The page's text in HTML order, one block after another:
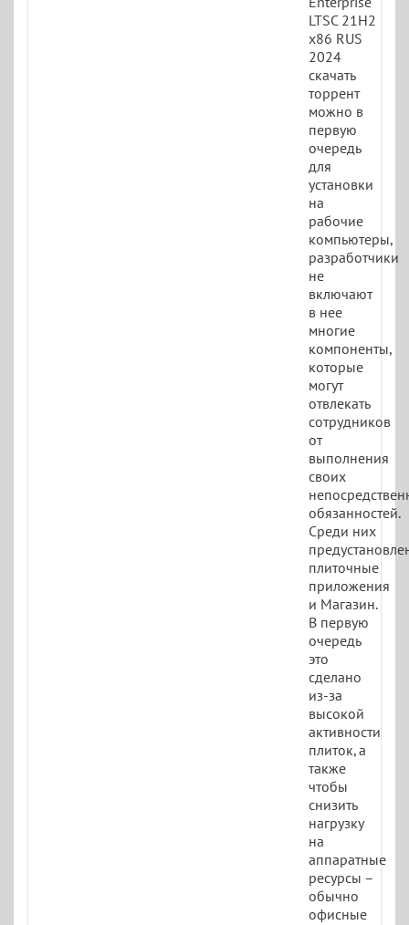
LTSC 21H2
x86 RUS
2024
скачать
торрент
можно в
первую
очередь
для
установки
на
рабочие
компьютеры,
разработчики
не
включают
в нее
многие
компоненты,
которые
могут
отвлекать
сотрудников
от
выполнения
своих
обязанностей.
Среди них
плиточные
приложения
и Магазин.
В первую
очередь
это
сделано
из-за
высокой
активности
плиток, а
также
чтобы
снизить
нагрузку
на
аппаратные
ресурсы –
обычно
офисные